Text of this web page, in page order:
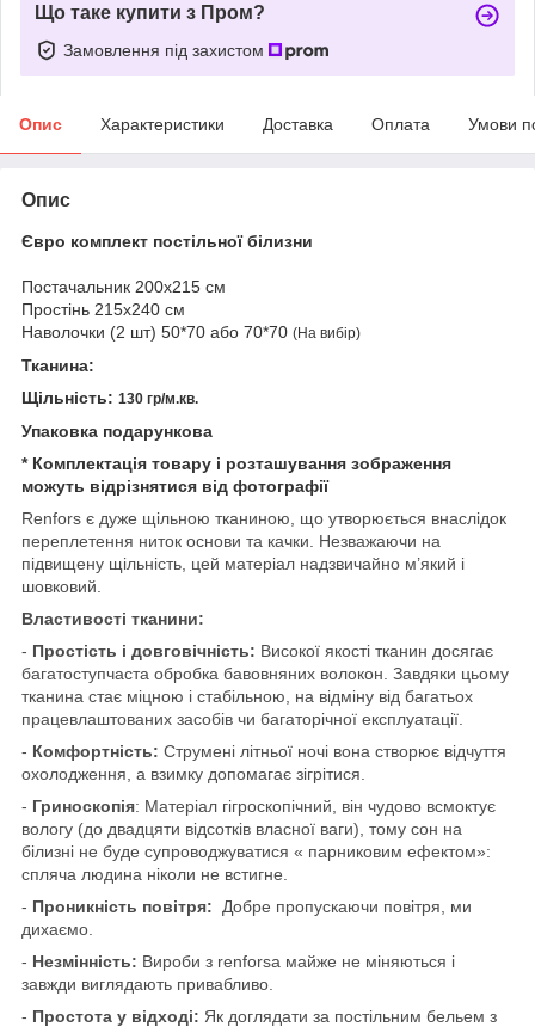
Що таке купити з Пром?
Замовлення під захистом
Опис Характеристики Доставка Оплата Умови
Опис
Євро комплект постільної білизни
Постачальник 200x215 см
Простінь 215x240 см
Наволочки (2 шт) 50*70 або 70*70 (На вибір)
Тканина:
Щільність: 130 гр/м.кв.
Упаковка подарункова
* Комплектація товару і розташування зображення
можуть відрізнятися від фотографії
Renfors є дуже щільною тканиною, що утворюється внаслідок
переплетення ниток основи та качки. Незважаючи на
підвищену щільність, цей матеріал надзвичайно м’який і
шовковий.
Властивості тканини:
- Простість і довговічність: Високої якості тканин досягає
багатоступчаста обробка бавовняних волокон. Завдяки цьому
тканина стає міцною і стабільною, на відміну від багатьох
працевлаштованих засобів чи багаторічної експлуатації.
- Комфортність: Струмені літньої ночі вона створює відчуття
охолодження, а взимку допомагає зігрітися.
- Гриноскопія: Матеріал гігроскопічний, він чудово всмоктує
вологу (до двадцяти відсотків власної ваги), тому сон на
білизні не буде супроводжуватися « парниковим ефектом»:
спляча людина ніколи не встигне.
- Проникність повітря:
Добре пропускаючи повітря, ми
дихаємо.
- Незмінність: Вироби з renforsa майже не міняються і
завжди виглядають привабливо.
- Простота у відході: Як доглядати за постільним бельем з